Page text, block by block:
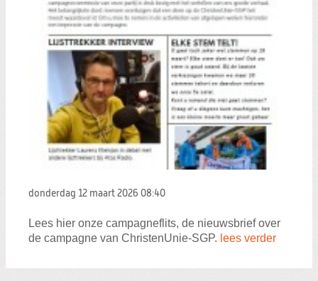
donderdag 12 maart 2026 08:40
Lees hier onze campagneflits, de nieuwsbrief over
de campagne van ChristenUnie-SGP. lees verder